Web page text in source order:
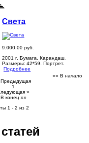
Света
9.000,00 руб.
2001 г. Бумага. Карандаш.
Размеры: 42*59. Портрет.
Подробнее
«« В начало
1
»
В конец »»
1 - 2 из 2